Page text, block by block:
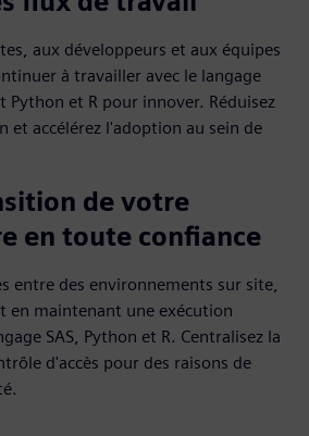
aux développeurs et aux équipes
à travailler avec le langage
Python et R pour innover. Réduisez
et accélérez l'adoption au sein de
de votre
en toute confiance
entre des environnements sur site,
en maintenant une exécution
SAS, Python et R. Centralisez la
d'accès pour des raisons de